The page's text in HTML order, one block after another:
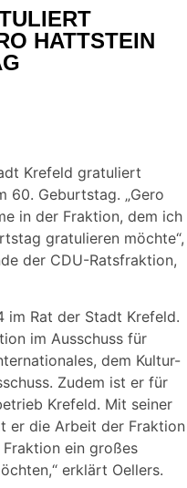
HATTSTEIN
Krefeld gratuliert
60. Geburtstag. „Gero
in der Fraktion, dem ich
gratulieren möchte“,
der CDU-Ratsfraktion,
im Rat der Stadt Krefeld.
im Ausschuss für
dem Kultur-
Zudem ist er für
Krefeld. Mit seiner
er die Arbeit der Fraktion
ein großes
erklärt Oellers.